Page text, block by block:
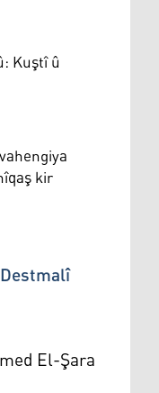
Kuştî û
kir
El-Şara